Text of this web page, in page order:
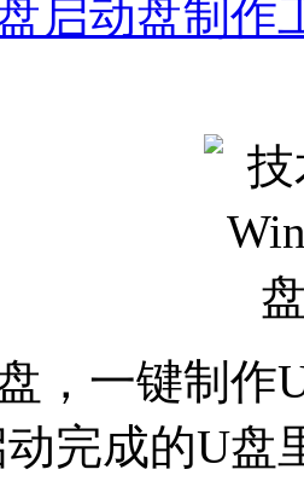
启动盘制作
一键制作
完成的U盘